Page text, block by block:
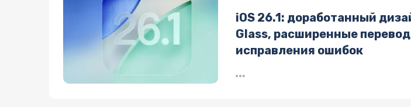
iOS 26.1: доработанный
Glass, расширенные
исправления ошибок